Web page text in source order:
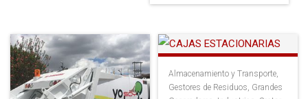
Almacenamiento y Transporte,
Gestores de Residuos, Grandes